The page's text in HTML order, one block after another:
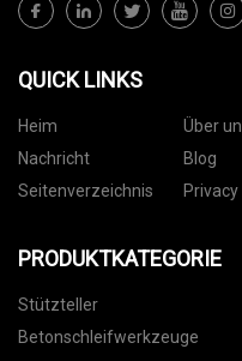
QUICK LINKS
Heim Über
Nachricht
Blog
Seitenverzeichnis
PRODUKTKATEGORIE
Stützteller
Betonschleifwerkzeuge